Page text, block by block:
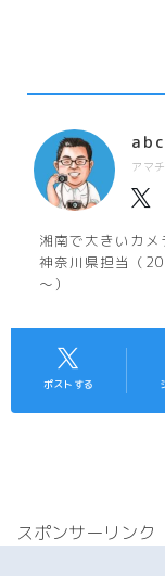
abc
アマ
湘南で大きいカ
神奈川県担当（
～）
ポストする
スポンサーリンク